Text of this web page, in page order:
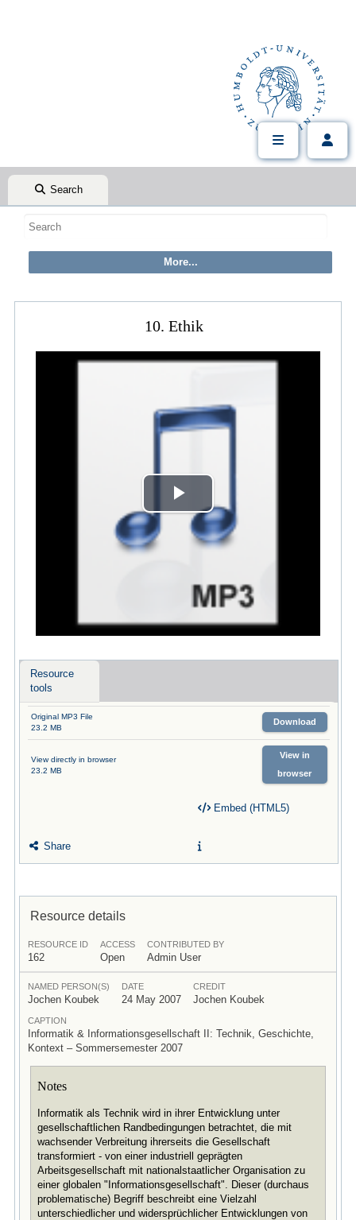
Search
10. Ethik
Play
Video
Resource
tools
Original MP3 File
23.2 MB
Download
View directly in browser
23.2 MB
View in
browser
Share
Embed (HTML5)
Resource details
RESOURCE ID
162
ACCESS
Open
CONTRIBUTED BY
Admin User
NAMED PERSON(S)
Jochen Koubek
DATE
24 May 2007
CREDIT
Jochen Koubek
CAPTION
Informatik & Informationsgesellschaft II: Technik, Geschichte,
Kontext – Sommersemester 2007
Notes
Informatik als Technik wird in ihrer Entwicklung unter
gesellschaftlichen Randbedingungen betrachtet, die mit
wachsender Verbreitung ihrerseits die Gesellschaft
transformiert - von einer industriell geprägten
Arbeitsgesellschaft mit nationalstaatlicher Organisation zu
einer globalen "Informationsgesellschaft". Dieser (durchaus
problematische) Begriff beschreibt eine Vielzahl
unterschiedlicher und widersprüchlicher Entwicklungen von